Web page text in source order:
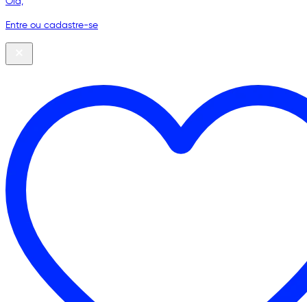
Entre ou cadastre-se